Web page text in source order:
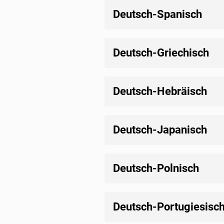
Deutsch-Spanisch
Deutsch-Griechisch
Deutsch-Hebräisch
Deutsch-Japanisch
Deutsch-Polnisch
Deutsch-